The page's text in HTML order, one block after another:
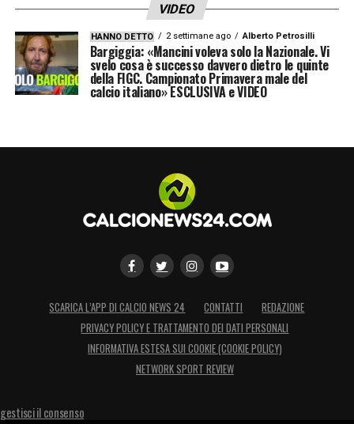
VIDEO
HANNO DETTO 2 settimane ago Alberto Petrosilli
Bargiggia: «Mancini voleva solo la Nazionale. Vi
svelo cosa è successo davvero dietro le quinte
della FIGC. Campionato Primavera male del
calcio italiano» ESCLUSIVA e VIDEO
SCARICA L’APP DI CALCIO NEWS 24 CONTATTI
REDAZIONE
PRIVACY POLICY E TRATTAMENTO DEI DATI PERSONALI
INFORMATIVA ESTESA SUI COOKIE (COOKIE POLICY)
NETWORK SPORT REVIEW
gestisci il consenso